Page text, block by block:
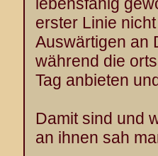
erster Linie
Auswärtigen an
während die
Tag anbieten
Damit sind und
an ihnen sah